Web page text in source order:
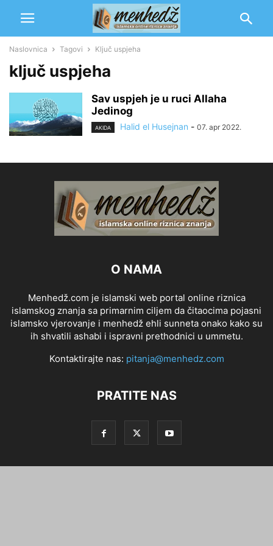
Naslovnica Tagovi Ključ uspjeha
ključ uspjeha
Sav uspjeh je u ruci Allaha
Jedinog
AKIDA Halid el Husejnan - 07. apr 2022.
O NAMA
Menhedž.com je islamski web portal online riznica
islamskog znanja sa primarnim ciljem da čitaocima pojasni
islamsko vjerovanje i menhedž ehli sunneta onako kako su
ih shvatili ashabi i ispravni prethodnici u ummetu.
Kontaktirajte nas: pitanja@menhedz.com
PRATITE NAS